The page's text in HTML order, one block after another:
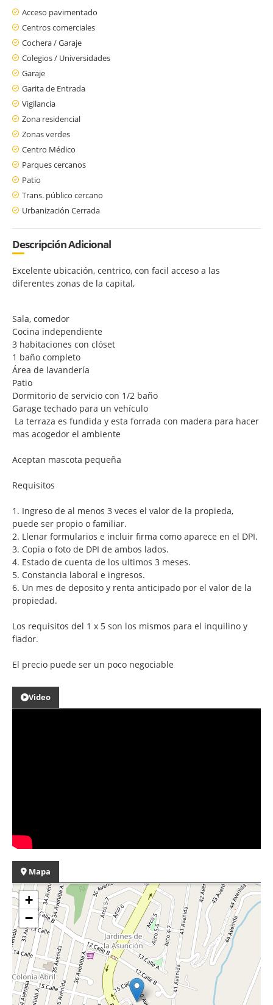
Acceso pavimentado
Centros comerciales
Cochera / Garaje
Colegios / Universidades
Garaje
Garita de Entrada
Vigilancia
Zona residencial
Zonas verdes
Centro Médico
Parques cercanos
Patio
Trans. público cercano
Urbanización Cerrada
Descripción Adicional
Excelente ubicación, centrico, con facil acceso a las
diferentes zonas de la capital,
Sala, comedor
Cocina independiente
3 habitaciones con clóset
1 baño completo
Área de lavandería
Patio
Dormitorio de servicio con 1/2 baño
Garage techado para un vehículo
La terraza es fundida y esta forrada con madera para hacer
mas acogedor el ambiente
Aceptan mascota pequeña
Requisitos
1. Ingreso de al menos 3 veces el valor de la propieda,
puede ser propio o familiar.
2. Llenar formularios e incluir firma como aparece en el DPI.
3. Copia o foto de DPI de ambos lados.
4. Estado de cuenta de los ultimos 3 meses.
5. Constancia laboral e ingresos.
6. Un mes de deposito y renta anticipado por el valor de la
propiedad.
Los requisitos del 1 x 5 son los mismos para el inquilino y
fiador.
El precio puede ser un poco negociable
Video
Mapa
+
−